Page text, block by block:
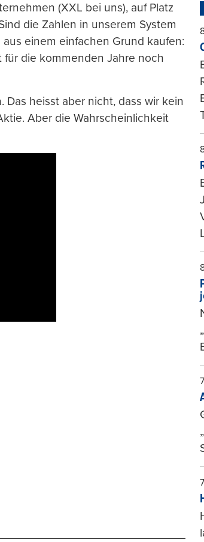
(XXL bei uns), auf Platz
die Zahlen in unserem System
einem einfachen Grund kaufen:
die kommenden Jahre noch
Das heisst aber nicht, dass wir kein
Aber die Wahrscheinlichkeit